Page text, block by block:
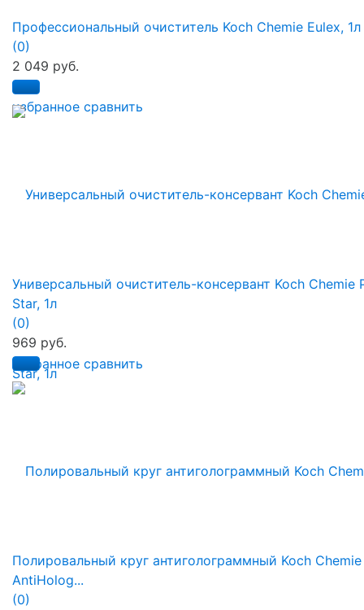
избранное сравнить
Профессиональный очиститель Koch Chemie Eulex, 1л
(0)
2 049 руб.
избранное сравнить
Универсальный очиститель-консервант Koch Chemie
Star, 1л
(0)
969 руб.
Полировальный круг антиголограммный Koch Chemie
AntiHolog...
(0)